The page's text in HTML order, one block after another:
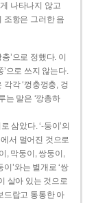
나타나지 않고
조항은 그러한 음
’으로 정했다. 이
’으로 쓰지 않는다.
각각 ‘껑충껑충, 겅
는 말은 ‘깡총하
삼았다. ‘-둥이’의
에서 멀어진 것으로
, 막둥이, 쌍둥이,
이’와는 별개로 ‘쌍
살아 있는 것으로
드랍고 통통한 아